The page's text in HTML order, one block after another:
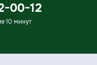
00-12
10 минут